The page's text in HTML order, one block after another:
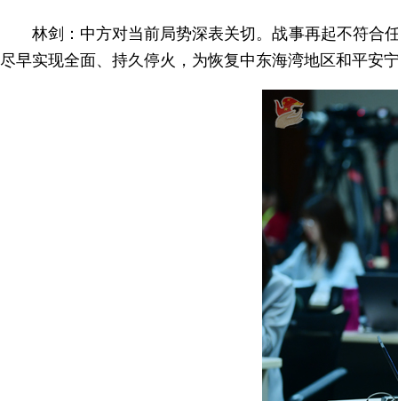
林剑：中方对当前局势深表关切。战事再起不符合
尽早实现全面、持久停火，为恢复中东海湾地区和平安